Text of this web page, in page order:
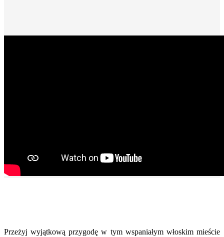
Przeżyj wyjątkową przygodę w tym wspaniałym włoskim mieście